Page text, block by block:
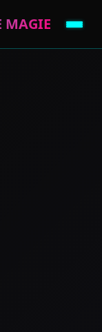
MAGIE